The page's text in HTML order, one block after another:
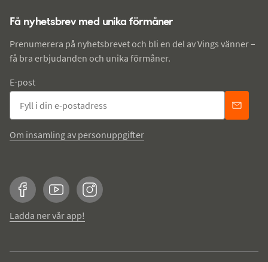
Få nyhetsbrev med unika förmåner
Prenumerera på nyhetsbrevet och bli en del av Vings vänner –
få bra erbjudanden och unika förmåner.
E-post
Om insamling av personuppgifter
FacebookYouTubeInstagram
Ladda ner vår app!